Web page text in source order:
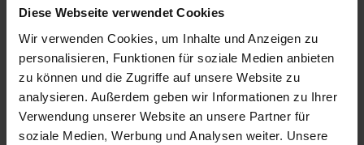
Diese Webseite verwendet Cookies
Wir verwenden Cookies, um Inhalte und Anzeigen zu
personalisieren, Funktionen für soziale Medien anbieten
zu können und die Zugriffe auf unsere Website zu
analysieren. Außerdem geben wir Informationen zu Ihrer
Verwendung unserer Website an unsere Partner für
soziale Medien, Werbung und Analysen weiter. Unsere
Das Thema Resilienz findet seit den 1950er-Jahren
Beachtung in den Verhaltenswissenschaften.
Insbesondere die Kauai-Langzeitstudie von Emmy
Werner war wegweisend für die Resilienzforschung.
In den letzten Jahren hat diese Forschung auch das